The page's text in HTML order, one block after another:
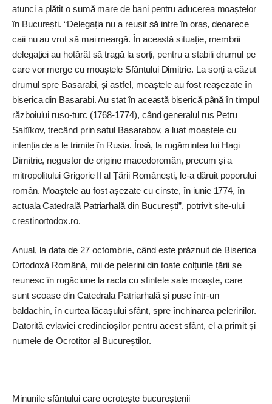
atunci a plătit o sumă mare de bani pentru aducerea moaștelor
în București. “Delegația nu a reușit să intre în oraș, deoarece
caii nu au vrut să mai meargă. În această situație, membrii
delegației au hotărât să tragă la sorți, pentru a stabili drumul pe
care vor merge cu moaștele Sfântului Dimitrie. La sorți a căzut
drumul spre Basarabi, și astfel, moaștele au fost reașezate în
biserica din Basarabi. Au stat în această biserică până în timpul
războiului ruso-turc (1768-1774), când generalul rus Petru
Saltîkov, trecând prin satul Basarabov, a luat moaștele cu
intenția de a le trimite în Rusia. Însă, la rugămintea lui Hagi
Dimitrie, negustor de origine macedoromân, precum și a
mitropolitului Grigorie II al Țării Românești, le-a dăruit poporului
român. Moaștele au fost așezate cu cinste, în iunie 1774, în
actuala Catedrală Patriarhală din București”, potrivit site-ului
crestinortodox.ro.
Anual, la data de 27 octombrie, când este prăz­nuit de Biserica
Ortodoxă Română, mii de pelerini din toate colțurile țării se
reunesc în rugăciune la racla cu sfintele sale moaște, care
sunt scoase din Catedrala Patriarhală și puse într-un
baldachin, în curtea lăcașului sfânt, spre închinarea pelerinilor.
Datorită evlaviei credincioșilor pentru acest sfânt, el a primit și
numele de Ocrotitor al Bucureștilor.
Minunile sfântului care ocrotește bucureștenii